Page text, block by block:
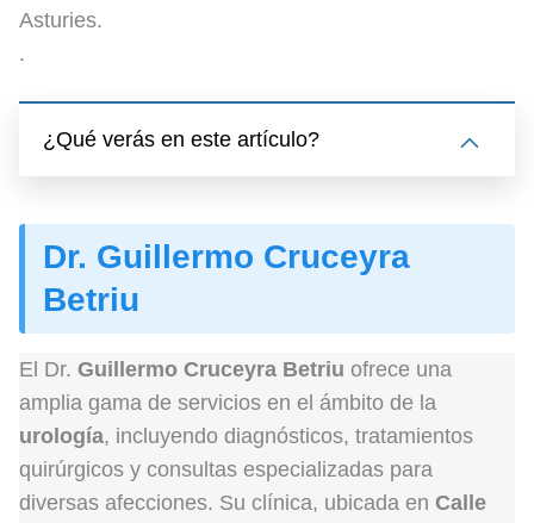
Asturies.
.
¿Qué verás en este artículo?
Dr. Guillermo Cruceyra
Betriu
El Dr. Guillermo Cruceyra Betriu ofrece una
amplia gama de servicios en el ámbito de la
urología, incluyendo diagnósticos, tratamientos
quirúrgicos y consultas especializadas para
diversas afecciones. Su clínica, ubicada en Calle